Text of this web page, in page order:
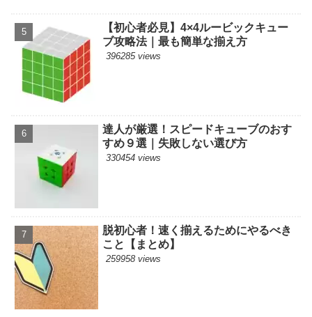
【初心者必見】4×4ルービックキュー
ブ攻略法｜最も簡単な揃え方
396285 views
達人が厳選！スピードキューブのおす
すめ９選｜失敗しない選び方
330454 views
脱初心者！速く揃えるためにやるべき
こと【まとめ】
259958 views